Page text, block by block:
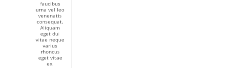
faucibus
urna vel leo
venenatis
consequat.
Aliquam
eget dui
vitae neque
varius
rhoncus
eget vitae
ex.